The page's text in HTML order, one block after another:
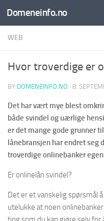
Skip to content
Domeneinfo.no
WEB
Hvor troverdige er
BY DOMENEINFO.NO · 8.
Det har vært mye blest
både svindel og uærlige
er det mange gode grunner
lånebransjen har endret seg
troverdige onlinebanker
Er onlinelån svindel?
Det er et vanskelig spørsmål
utelukke at noen